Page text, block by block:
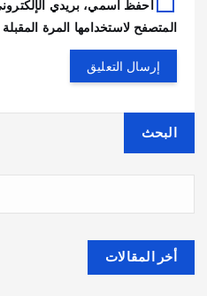
احفظ اسمي، بريدي
المتصفح لاستخدامها المرة
البحث
أخر المقالات